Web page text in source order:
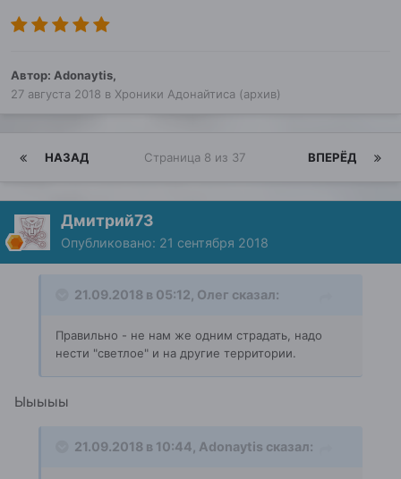
Автор: Adonaytis,
27 августа 2018 в Хроники Адонайтиса (архив)
НАЗАД ВПЕРЁД
Страница 8 из 37
Дмитрий73
Опубликовано: 21 сентября 2018
21.09.2018 в 05:12, Oлег сказал:
Правильно - не нам же одним страдать, надо
нести "светлое" и на другие территории.
Ыыыыы
21.09.2018 в 10:44, Adonaytis сказал: